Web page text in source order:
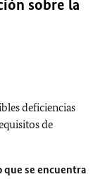
sobre la
deficiencias
de
se encuentra